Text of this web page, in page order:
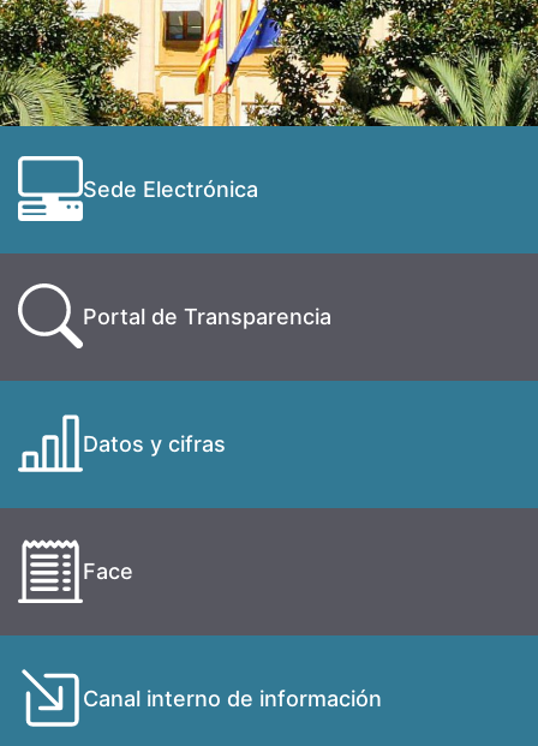
Sede Electrónica
Portal de Transparencia
Datos y cifras
Face
Canal interno de información